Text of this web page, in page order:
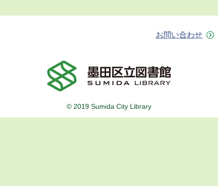
お問い合わせ
© 2019 Sumida City Library